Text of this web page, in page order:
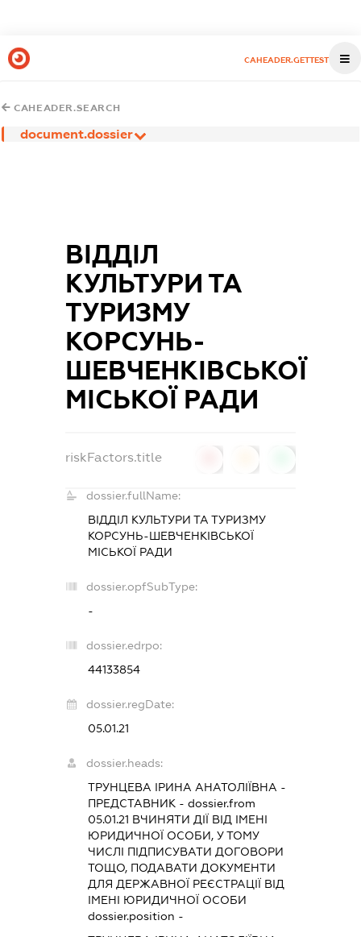
CAHEADER.GETTEST
CAHEADER.SEARCH
document.dossier
ВІДДІЛ
КУЛЬТУРИ ТА
ТУРИЗМУ
КОРСУНЬ-
ШЕВЧЕНКІВСЬКОЇ
МІСЬКОЇ РАДИ
riskFactors.title
dossier.fullName:
ВІДДІЛ КУЛЬТУРИ ТА ТУРИЗМУ
КОРСУНЬ-ШЕВЧЕНКІВСЬКОЇ
МІСЬКОЇ РАДИ
dossier.opfSubType:
-
dossier.edrpo:
44133854
dossier.regDate:
05.01.21
dossier.heads:
ТРУНЦЕВА ІРИНА АНАТОЛІЇВНА -
ПРЕДСТАВНИК - dossier.from
05.01.21 ВЧИНЯТИ ДІЇ ВІД ІМЕНІ
ЮРИДИЧНОЇ ОСОБИ, У ТОМУ
ЧИСЛІ ПІДПИСУВАТИ ДОГОВОРИ
ТОЩО, ПОДАВАТИ ДОКУМЕНТИ
ДЛЯ ДЕРЖАВНОЇ РЕЄСТРАЦІЇ ВІД
ІМЕНІ ЮРИДИЧНОЇ ОСОБИ
dossier.position -